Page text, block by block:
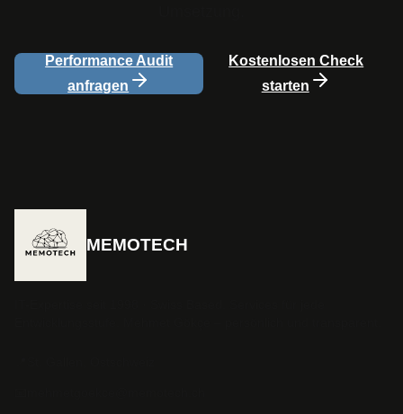
Performance Audit
anfragen
Kostenlosen Check
starten
MEMOTECH